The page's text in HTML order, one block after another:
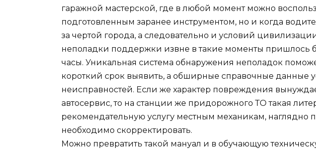
гаражной мастерской, где в любой момент можно
подготовленным заранее инструментом, но и когда
за чертой города, а следовательно и условий
неполадки поддержки извне в такие моменты пришлось
часы. Уникальная система обнаружения неполадок
короткий срок выявить, а обширные справочные данные
неисправностей. Если же характер повреждения
автосервис, то на станции же придорожного ТО такая
рекомендательную услугу местным механикам, наглядно
необходимо скорректировать.
Можно превратить такой мануал и в обучающую